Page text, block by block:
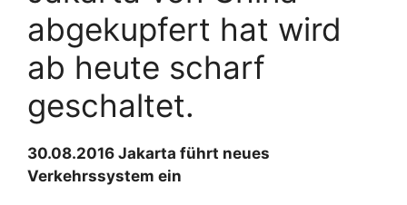
abgekupfert hat wird
ab heute scharf
geschaltet.
30.08.2016 Jakarta führt neues
Verkehrssystem ein